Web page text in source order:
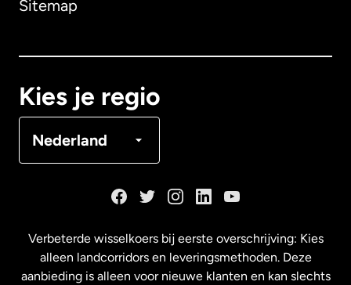
Sitemap
Kies je regio
Nederland
Maleisië
Verbeterde wisselkoers bij eerste overschrijving: Kies
alleen landcorridors en leveringsmethoden. Deze
aanbieding is alleen voor nieuwe klanten en kan slechts